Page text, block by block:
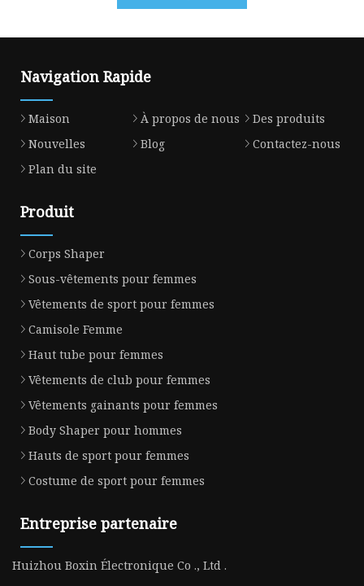
Navigation Rapide
Maison À propos de nous
Des produits
Nouvelles
Blog
Contactez-nous
Plan du site
Produit
Corps Shaper
Sous-vêtements pour femmes
Vêtements de sport pour femmes
Camisole Femme
Haut tube pour femmes
Vêtements de club pour femmes
Vêtements gainants pour femmes
Body Shaper pour hommes
Hauts de sport pour femmes
Costume de sport pour femmes
Entreprise partenaire
Huizhou Boxin Électronique Co ., Ltd .